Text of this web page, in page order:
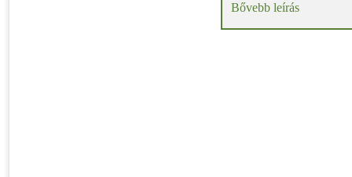
Bővebb leírás